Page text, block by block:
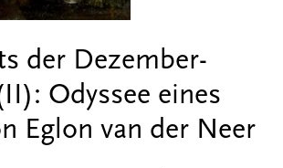
der Dezember-
Odyssee eines
Eglon van der Neer